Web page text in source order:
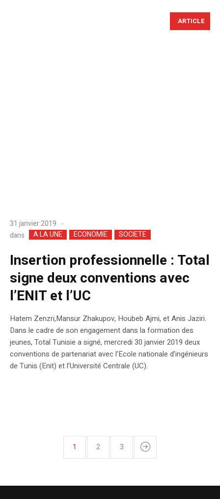
ARTICLE
31 janvier 2019
dans
A LA UNE ECONOMIE SOCIETE
Insertion professionnelle : Total
signe deux conventions avec
l’ENIT et l’UC
Hatem Zenzri,Mansur Zhakupov, Houbeb Ajmi, et Anis Jaziri.
Dans le cadre de son engagement dans la formation des
jeunes, Total Tunisie a signé, mercredi 30 janvier 2019 deux
conventions de partenariat avec l’Ecole nationale d’ingénieurs
de Tunis (Enit) et l’Université Centrale (UC).
1 2 3